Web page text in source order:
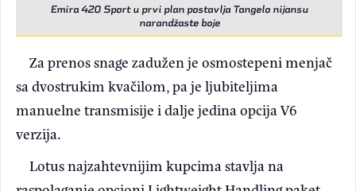
Emira 420 Sport u prvi plan postavlja Tangelo nijansu
narandžaste boje
Za prenos snage zadužen je osmostepeni menjač
sa dvostrukim kvačilom, pa je ljubiteljima
manuelne transmisije i dalje jedina opcija V6
verzija.
Lotus najzahtevnijim kupcima stavlja na